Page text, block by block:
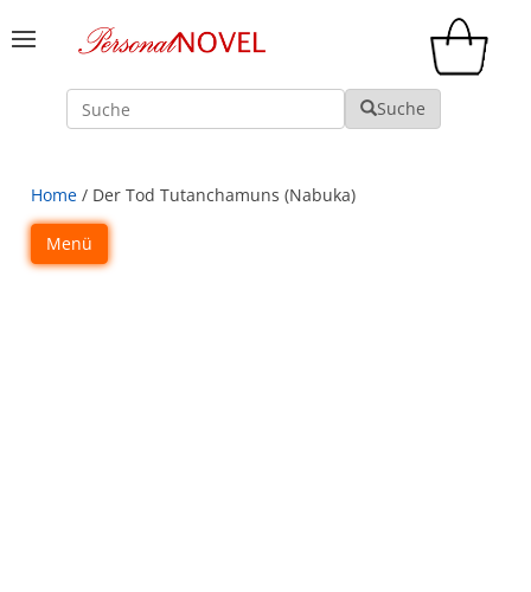
Suche Suche
Home / Der Tod Tutanchamuns (Nabuka)
Menü